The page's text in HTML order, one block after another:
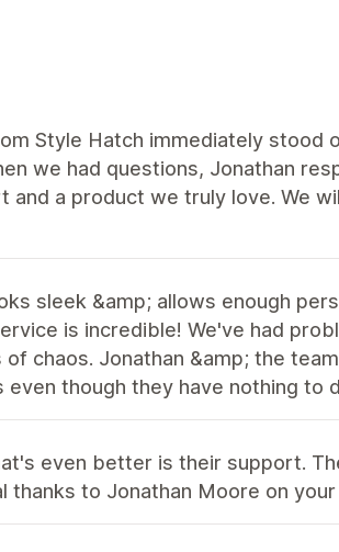
Style Hatch immediately stood
we had questions, Jonathan
and a product we truly love. We
sleek &amp; allows enough
is incredible! We've had
chaos. Jonathan &amp; the
though they have nothing to
even better is their support.
thanks to Jonathan Moore on your